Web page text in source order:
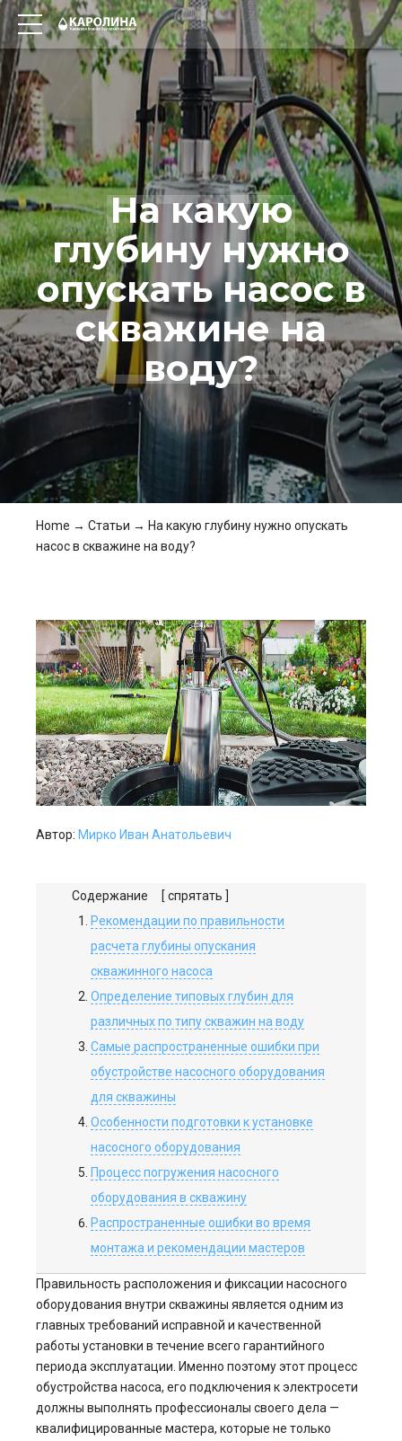
На какую
глубину нужно
опускать насос в
скважине на
воду?
Home → Статьи → На какую глубину нужно опускать
насос в скважине на воду?
Автор: Мирко Иван Анатольевич
Содержание
[ спрятать ]
Рекомендации по правильности
расчета глубины опускания
скважинного насоса
Определение типовых глубин для
различных по типу скважин на воду
Самые распространенные ошибки при
обустройстве насосного оборудования
для скважины
Особенности подготовки к установке
насосного оборудования
Процесс погружения насосного
оборудования в скважину
Распространенные ошибки во время
монтажа и рекомендации мастеров
Правильность расположения и фиксации насосного
оборудования внутри скважины является одним из
главных требований исправной и качественной
работы установки в течение всего гарантийного
периода эксплуатации. Именно поэтому этот процесс
обустройства насоса, его подключения к электросети
должны выполнять профессионалы своего дела —
квалифицированные мастера, которые не только